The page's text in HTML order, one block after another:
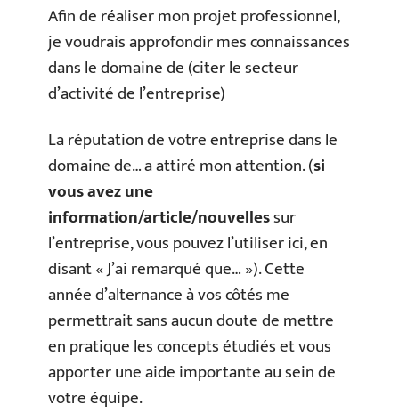
Afin de réaliser mon projet professionnel,
je voudrais approfondir mes connaissances
dans le domaine de (citer le secteur
d’activité de l’entreprise)
La réputation de votre entreprise dans le
domaine de… a attiré mon attention. (si
vous avez une
information/article/nouvellessur
l’entreprise, vous pouvez l’utiliser ici, en
disant « J’ai remarqué que… »). Cette
année d’alternance à vos côtés me
permettrait sans aucun doute de mettre
en pratique les concepts étudiés et vous
apporter une aide importante au sein de
votre équipe.